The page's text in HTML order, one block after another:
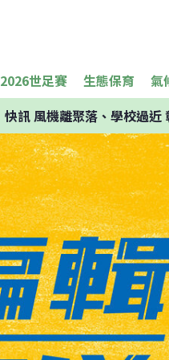
2026世足賽 生態保育 氣
快訊風機離聚落、學校過近